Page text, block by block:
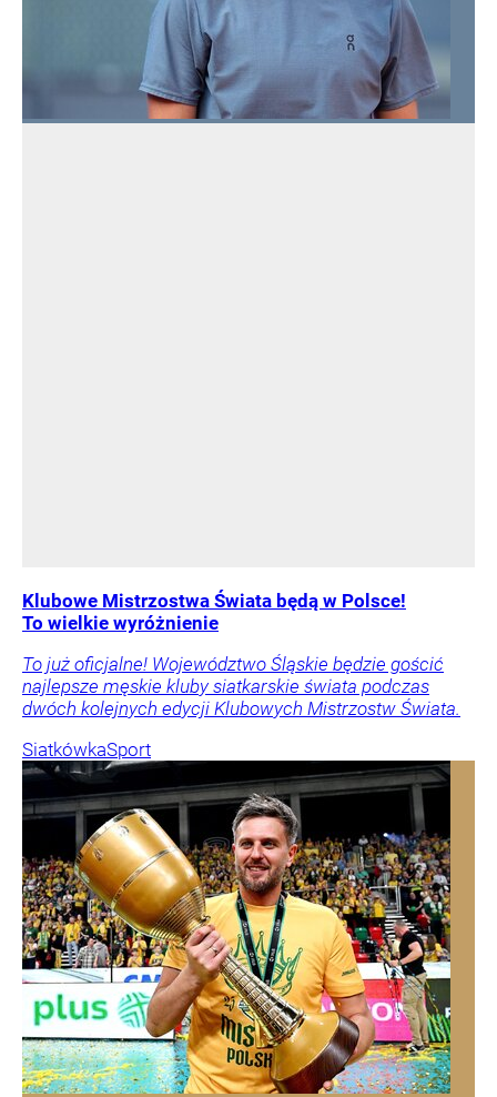
Klubowe Mistrzostwa Świata będą w Polsce!
To wielkie wyróżnienie
To już oficjalne! Województwo Śląskie będzie gościć
najlepsze męskie kluby siatkarskie świata podczas
dwóch kolejnych edycji Klubowych Mistrzostw Świata.
SiatkówkaSport